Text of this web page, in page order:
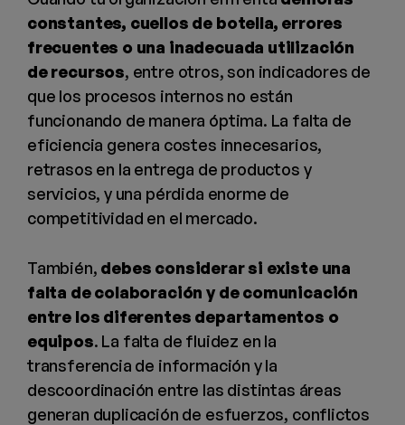
constantes, cuellos de botella, errores
frecuentes o una inadecuada utilización
de recursos, entre otros, son indicadores de
que los procesos internos no están
funcionando de manera óptima. La falta de
eficiencia genera costes innecesarios,
retrasos en la entrega de productos y
servicios, y una pérdida enorme de
competitividad en el mercado.
También, debes considerar si existe una
falta de colaboración y de comunicación
entre los diferentes departamentos o
equipos. La falta de fluidez en la
transferencia de información y la
descoordinación entre las distintas áreas
generan duplicación de esfuerzos, conflictos